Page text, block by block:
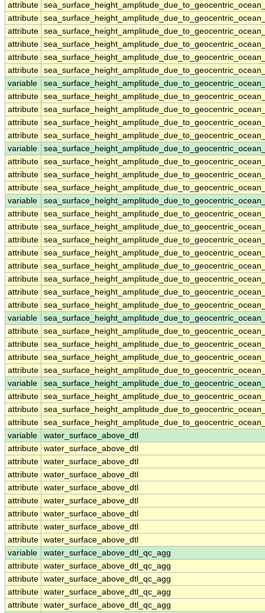
attribute
attribute
attribute
attribute
attribute
attribute
variable
attribute
attribute
attribute
attribute
variable
attribute
attribute
attribute
variable
attribute
attribute
attribute
attribute
attribute
attribute
attribute
attribute
variable
attribute
attribute
attribute
attribute
variable
attribute
attribute
attribute
variable
water_surface_above_dtl
attribute water_surface_above_dtl
attribute water_surface_above_dtl
attribute water_surface_above_dtl
attribute water_surface_above_dtl
attribute water_surface_above_dtl
attribute water_surface_above_dtl
attribute water_surface_above_dtl
attribute water_surface_above_dtl
variable
water_surface_above_dtl_qc_agg
attribute water_surface_above_dtl_qc_agg
attribute water_surface_above_dtl_qc_agg
attribute water_surface_above_dtl_qc_agg
attribute water_surface_above_dtl_qc_agg